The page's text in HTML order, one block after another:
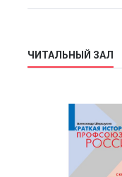
ЧИТАЛЬНЫЙ ЗАЛ